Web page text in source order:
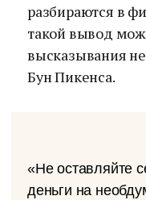
разбираются в
такой вывод
высказывания
Бун Пикенса.
«Не оставляйте
деньги на